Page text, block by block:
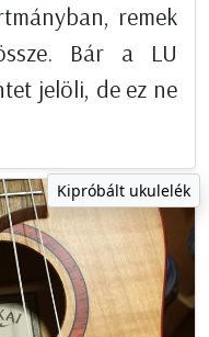
remek
Bár a LU
jelöli, de ez ne
Kipróbált ukulelék